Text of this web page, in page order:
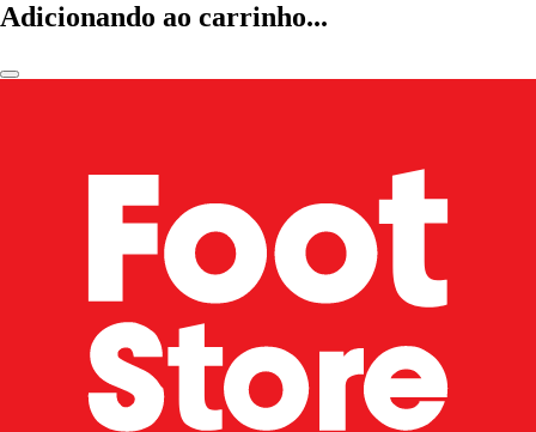
Adicionando ao carrinho...